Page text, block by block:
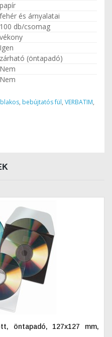
papír
fehér és árnyalatai
100 db/csomag
vékony
Igen
zárható (öntapadó)
Nem
Nem
, bebújtatós fül, VERBATIM,
öntapadó, 127x127 mm,